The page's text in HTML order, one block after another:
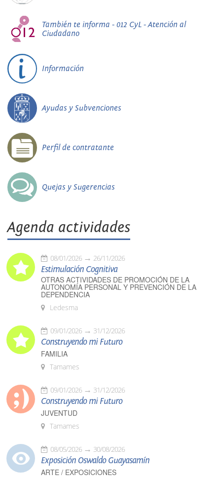
También te informa - 012 CyL - Atención al
Ciudadano
Información
Ayudas y Subvenciones
Perfil de contratante
Quejas y Sugerencias
Agenda actividades
08/01/2026 26/11/2026
Estimulación Cognitiva
OTRAS ACTIVIDADES DE PROMOCIÓN DE LA
AUTONOMÍA PERSONAL Y PREVENCIÓN DE LA
DEPENDENCIA
Ledesma
09/01/2026 31/12/2026
Construyendo mi Futuro
FAMILIA
Tamames
09/01/2026 31/12/2026
Construyendo mi Futuro
JUVENTUD
Tamames
08/05/2026 30/08/2026
Exposición Oswaldo Guayasamín
ARTE / EXPOSICIONES